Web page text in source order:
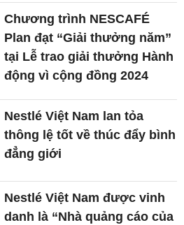
Chương trình NESCAFÉ
Plan đạt “Giải thưởng năm”
tại Lễ trao giải thưởng Hành
động vì cộng đồng 2024
Nestlé Việt Nam lan tỏa
thông lệ tốt về thúc đẩy bình
đẳng giới
Nestlé Việt Nam được vinh
danh là “Nhà quảng cáo của